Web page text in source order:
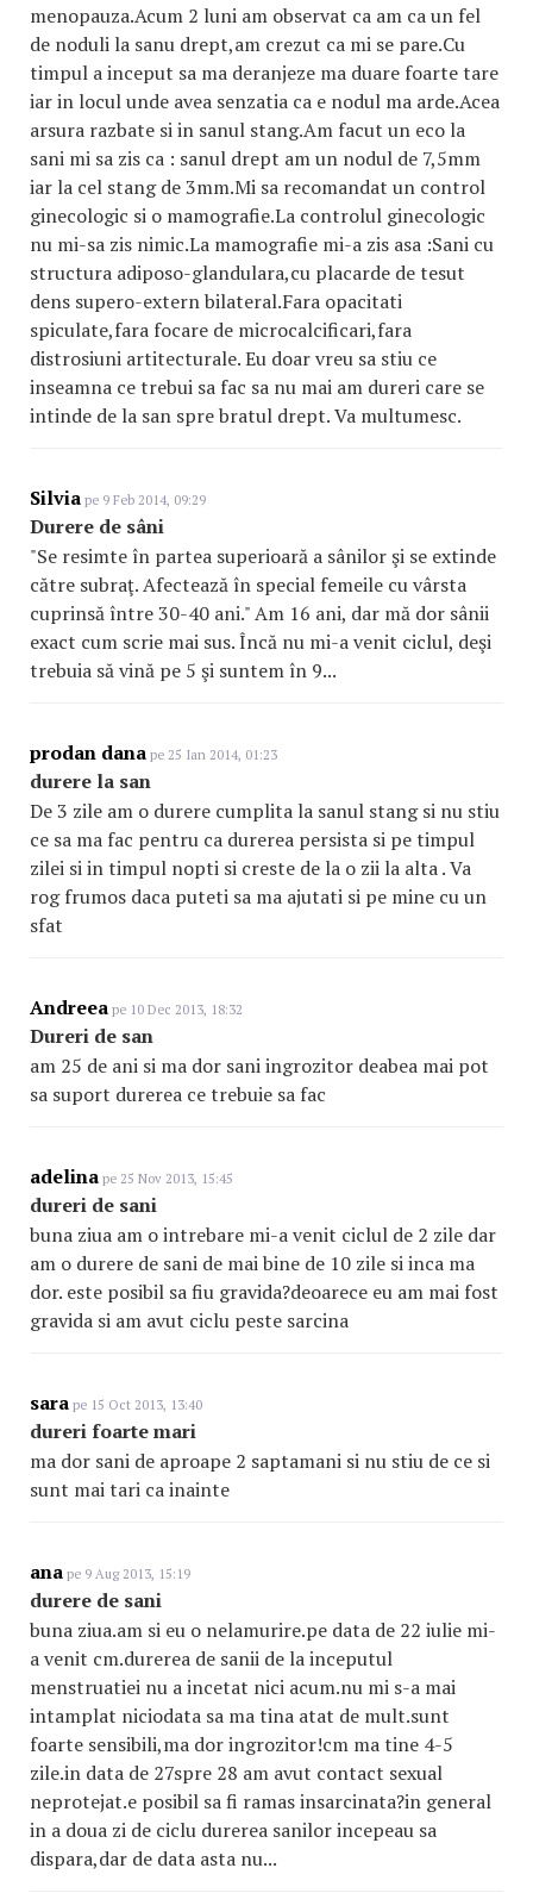
menopauza.Acum 2 luni am observat ca am ca un fel
de noduli la sanu drept,am crezut ca mi se pare.Cu
timpul a inceput sa ma deranjeze ma duare foarte tare
iar in locul unde avea senzatia ca e nodul ma arde.Acea
arsura razbate si in sanul stang.Am facut un eco la
sani mi sa zis ca : sanul drept am un nodul de 7,5mm
iar la cel stang de 3mm.Mi sa recomandat un control
ginecologic si o mamografie.La controlul ginecologic
nu mi-sa zis nimic.La mamografie mi-a zis asa :Sani cu
structura adiposo-glandulara,cu placarde de tesut
dens supero-extern bilateral.Fara opacitati
spiculate,fara focare de microcalcificari,fara
distrosiuni artitecturale. Eu doar vreu sa stiu ce
inseamna ce trebui sa fac sa nu mai am dureri care se
intinde de la san spre bratul drept. Va multumesc.
Silvia pe 9 Feb 2014, 09:29
Durere de sâni
"Se resimte în partea superioară a sânilor şi se extinde
către subraţ. Afectează în special femeile cu vârsta
cuprinsă între 30-40 ani." Am 16 ani, dar mă dor sânii
exact cum scrie mai sus. Încă nu mi-a venit ciclul, deşi
trebuia să vină pe 5 şi suntem în 9...
prodan dana pe 25 Ian 2014, 01:23
durere la san
De 3 zile am o durere cumplita la sanul stang si nu stiu
ce sa ma fac pentru ca durerea persista si pe timpul
zilei si in timpul nopti si creste de la o zii la alta . Va
rog frumos daca puteti sa ma ajutati si pe mine cu un
sfat
Andreea pe 10 Dec 2013, 18:32
Dureri de san
am 25 de ani si ma dor sani ingrozitor deabea mai pot
sa suport durerea ce trebuie sa fac
adelina pe 25 Nov 2013, 15:45
dureri de sani
buna ziua am o intrebare mi-a venit ciclul de 2 zile dar
am o durere de sani de mai bine de 10 zile si inca ma
dor. este posibil sa fiu gravida?deoarece eu am mai fost
gravida si am avut ciclu peste sarcina
sara pe 15 Oct 2013, 13:40
dureri foarte mari
ma dor sani de aproape 2 saptamani si nu stiu de ce si
sunt mai tari ca inainte
ana pe 9 Aug 2013, 15:19
durere de sani
buna ziua.am si eu o nelamurire.pe data de 22 iulie mi-
a venit cm.durerea de sanii de la inceputul
menstruatiei nu a incetat nici acum.nu mi s-a mai
intamplat niciodata sa ma tina atat de mult.sunt
foarte sensibili,ma dor ingrozitor!cm ma tine 4-5
zile.in data de 27spre 28 am avut contact sexual
neprotejat.e posibil sa fi ramas insarcinata?in general
in a doua zi de ciclu durerea sanilor incepeau sa
dispara,dar de data asta nu...